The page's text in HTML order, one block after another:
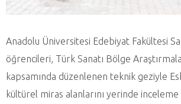
Anadolu Üniversitesi Edebiyat Fakültesi
öğrencileri, Türk Sanatı Bölge
kapsamında düzenlenen teknik geziyle
kültürel miras alanlarını yerinde inceleme